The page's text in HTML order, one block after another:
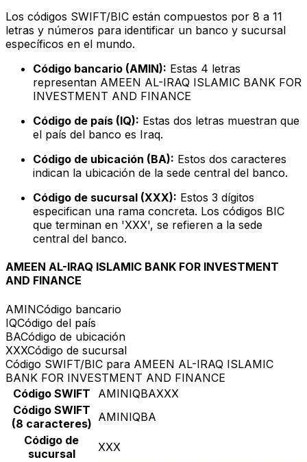
Los códigos SWIFT/BIC están compuestos por 8 a 11
letras y números para identificar un banco y sucursal
específicos en el mundo.
Código bancario (AMIN): Estas 4 letras
representan AMEEN AL-IRAQ ISLAMIC BANK FOR
INVESTMENT AND FINANCE
Código de país (IQ): Estas dos letras muestran que
el país del banco es Iraq.
Código de ubicación (BA): Estos dos caracteres
indican la ubicación de la sede central del banco.
Código de sucursal (XXX): Estos 3 dígitos
especifican una rama concreta. Los códigos BIC
que terminan en 'XXX', se refieren a la sede
central del banco.
AMEEN AL-IRAQ ISLAMIC BANK FOR INVESTMENT
AND FINANCE
AMINCódigo bancario
IQCódigo del país
BACódigo de ubicación
XXXCódigo de sucursal
Código SWIFT/BIC para AMEEN AL-IRAQ ISLAMIC
BANK FOR INVESTMENT AND FINANCE
Código SWIFT
AMINIQBAXXX
Código SWIFT
(8 caracteres) AMINIQBA
Código de
sucursal
XXX